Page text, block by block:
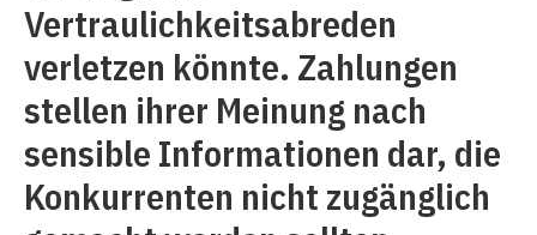
Vertraulichkeitsabreden
verletzen könnte. Zahlungen
stellen ihrer Meinung nach
sensible Informationen dar, die
Konkurrenten nicht zugänglich